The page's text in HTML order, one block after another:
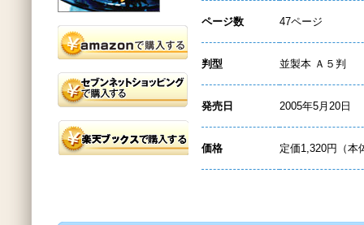
ページ数 47ページ
判型 並製本 Ａ５判
発売日 2005年5月20日
価格 定価1,320円（本